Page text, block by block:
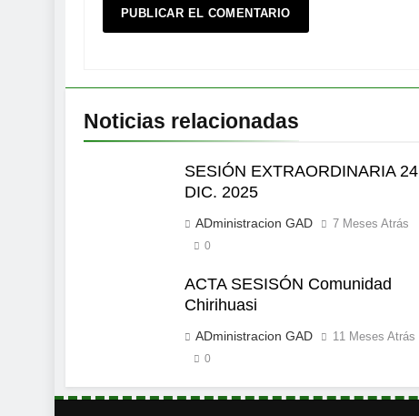
Noticias relacionadas
SESIÓN EXTRAORDINARIA 24
DIC. 2025
ADministracion GAD 7 Meses Atrás
0
ACTA SESISÓN Comunidad
Chirihuasi
ADministracion GAD 11 Meses Atrás
0